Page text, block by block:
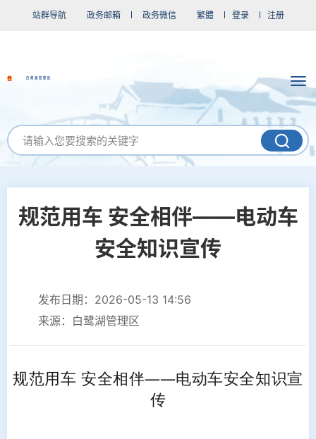
站群导航 政务邮箱 政务微信 繁體 登录 注册
白鹭湖管理区
规范用车 安全相伴——电动车
安全知识宣传
发布日期：2026-05-13 14:56
来源：白鹭湖管理区
规范用车 安全相伴——电动车安全知识宣
传